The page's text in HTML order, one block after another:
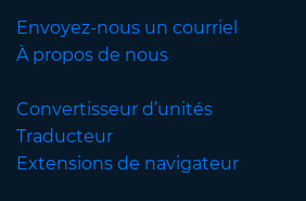
Envoyez-nous un courriel
À propos de nous
Convertisseur d’unités
Traducteur
Extensions de navigateur